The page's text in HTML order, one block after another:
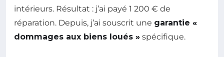
intérieurs. Résultat : j’ai payé 1 200 € de
réparation. Depuis, j’ai souscrit une garantie «
dommages aux biens loués » spécifique.